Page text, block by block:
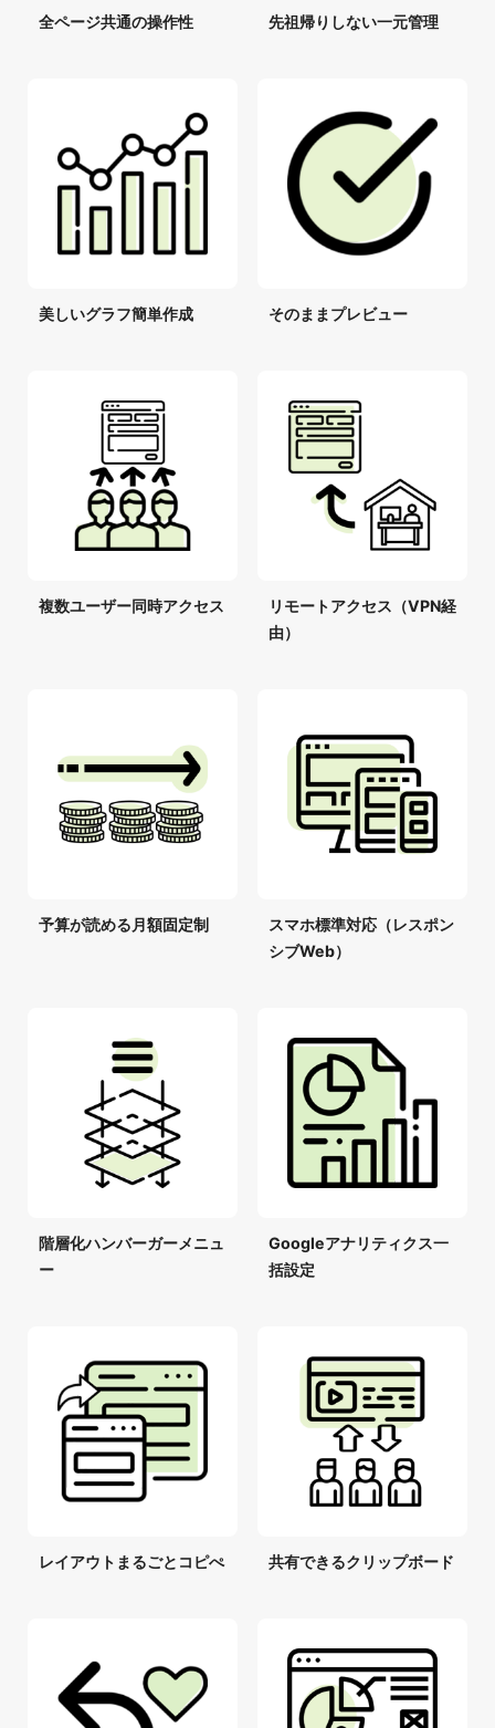
全ページ共通の操作性 先祖帰りしない一元管理
美しいグラフ簡単作成 そのままプレビュー
複数ユーザー同時アクセス
リモートアクセス（VPN経
由）
予算が読める月額固定制
スマホ標準対応（レスポン
シブWeb）
階層化ハンバーガーメニュ
ー
Googleアナリティクス一
括設定
レイアウトまるごとコピぺ 共有できるクリップボード